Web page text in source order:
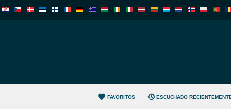
FAVORITOS ESCUCHADO RECIENTEMENTE